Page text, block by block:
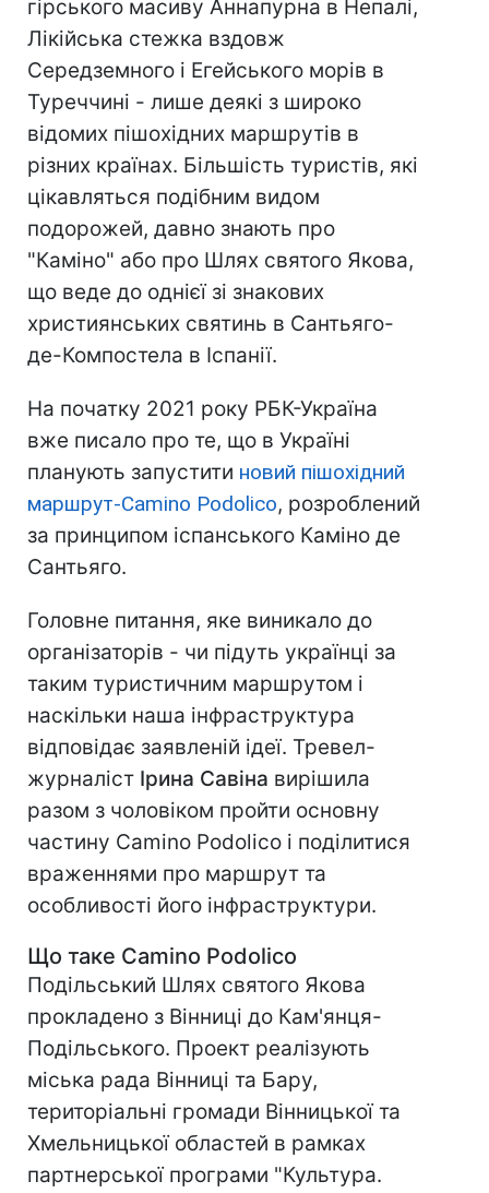
гірського масиву Аннапурна в Непалі,
Лікійська стежка вздовж
Середземного і Егейського морів в
Туреччині - лише деякі з широко
відомих пішохідних маршрутів в
різних країнах. Більшість туристів, які
цікавляться подібним видом
подорожей, давно знають про
"Каміно" або про Шлях святого Якова,
що веде до однієї зі знакових
християнських святинь в Сантьяго-
де-Компостела в Іспанії.
На початку 2021 року РБК-Україна
вже писало про те, що в Україні
планують запустити новий пішохідний
маршрут-Camino Podolico, розроблений
за принципом іспанського Каміно де
Сантьяго.
Головне питання, яке виникало до
організаторів - чи підуть українці за
таким туристичним маршрутом і
наскільки наша інфраструктура
відповідає заявленій ідеї. Тревел-
журналіст Ірина Савіна вирішила
разом з чоловіком пройти основну
частину Camino Podolico і поділитися
враженнями про маршрут та
особливості його інфраструктури.
Що таке Camino Podolico
Подільський Шлях святого Якова
прокладено з Вінниці до Кам'янця-
Подільського. Проект реалізують
міська рада Вінниці та Бару,
територіальні громади Вінницької та
Хмельницької областей в рамках
партнерської програми "Культура.